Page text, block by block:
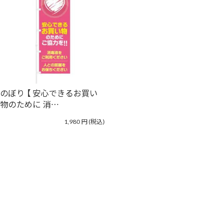
のぼり 【 安心できるお買い
物のために 消…
1,980円(税込)